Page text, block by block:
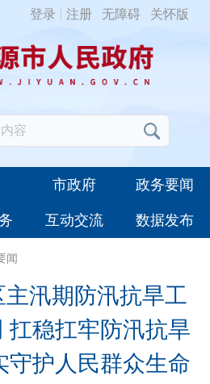
登录 注册 无障碍 关怀版
市政府 政务要闻
互动交流 数据发布
闻
汛期防汛抗旱工
扛稳扛牢防汛抗旱
守护人民群众生命